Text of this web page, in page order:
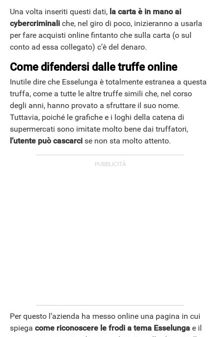
Una volta inseriti questi dati, la carta è in mano ai
cybercriminali che, nel giro di poco, inizieranno a usarla
per fare acquisti online fintanto che sulla carta (o sul
conto ad essa collegato) c’è del denaro.
Come difendersi dalle truffe online
Inutile dire che Esselunga è totalmente estranea a questa
truffa, come a tutte le altre truffe simili che, nel corso
degli anni, hanno provato a sfruttare il suo nome.
Tuttavia, poiché le grafiche e i loghi della catena di
supermercati sono imitate molto bene dai truffatori,
l’utente può cascarci se non sta molto attento.
Per questo l’azienda ha messo online una pagina in cui
spiega come riconoscere le frodi a tema Esselunga e il